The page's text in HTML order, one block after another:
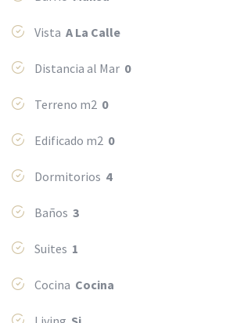
Vista A La Calle
Distancia al Mar 0
Terreno m2 0
Edificado m2 0
Dormitorios 4
Baños 3
Suites 1
Cocina Cocina